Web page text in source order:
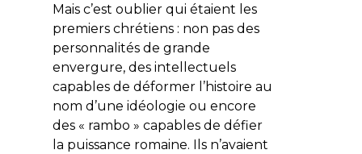
Mais c’est oublier qui étaient les
premiers chrétiens : non pas des
personnalités de grande
envergure, des intellectuels
capables de déformer l’histoire au
nom d’une idéologie ou encore
des « rambo » capables de défier
la puissance romaine. Ils n’avaient